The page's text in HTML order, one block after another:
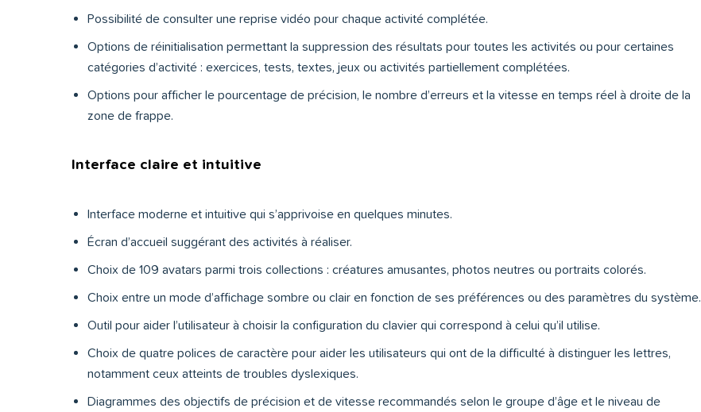
Possibilité de consulter une reprise vidéo pour chaque activité complétée.
Options de réinitialisation permettant la suppression des résultats pour toutes les activités ou pour certaines
catégories d’activité : exercices, tests, textes, jeux ou activités partiellement complétées.
Options pour afficher le pourcentage de précision, le nombre d’erreurs et la vitesse en temps réel à droite de la
zone de frappe.
Interface claire et intuitive
Interface moderne et intuitive qui s’apprivoise en quelques minutes.
Écran d’accueil suggérant des activités à réaliser.
Choix de 109 avatars parmi trois collections : créatures amusantes, photos neutres ou portraits colorés.
Choix entre un mode d’affichage sombre ou clair en fonction de ses préférences ou des paramètres du système.
Outil pour aider l’utilisateur à choisir la configuration du clavier qui correspond à celui qu’il utilise.
Choix de quatre polices de caractère pour aider les utilisateurs qui ont de la difficulté à distinguer les lettres,
notamment ceux atteints de troubles dyslexiques.
Diagrammes des objectifs de précision et de vitesse recommandés selon le groupe d’âge et le niveau de